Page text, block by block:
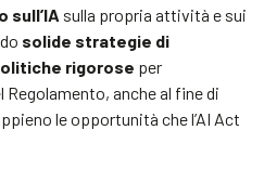
sull’IA sulla propria attività e sui
solide strategie di
rigorose per
anche al fine di
le opportunità che l’AI Act